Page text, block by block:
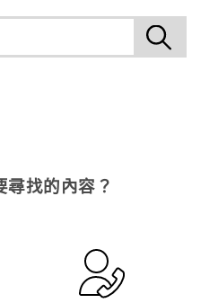
尋找的內容？